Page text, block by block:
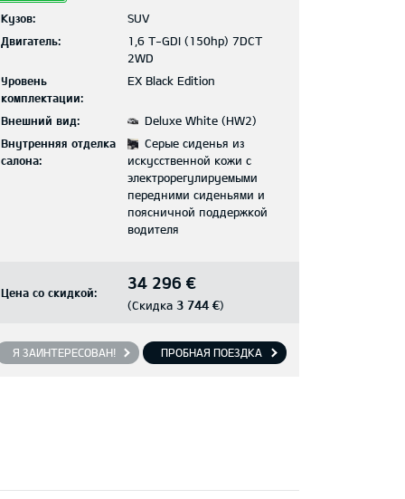
Кузов:
SUV
Двигатель:
1,6 T-GDI (150hp) 7DCT
2WD
Уровень
комплектации:
EX Black Edition
Внешний вид:
Deluxe White (HW2)
Внутренняя отделка
салона:
Серые сиденья из
искусственной кожи с
электрорегулируемыми
передними сиденьями и
поясничной поддержкой
водителя
Цена со скидкой: 34 296 €
(Скидка 3 744 €)
Я ЗАИНТЕРЕСОВАН! ПРОБНАЯ ПОЕЗДКА